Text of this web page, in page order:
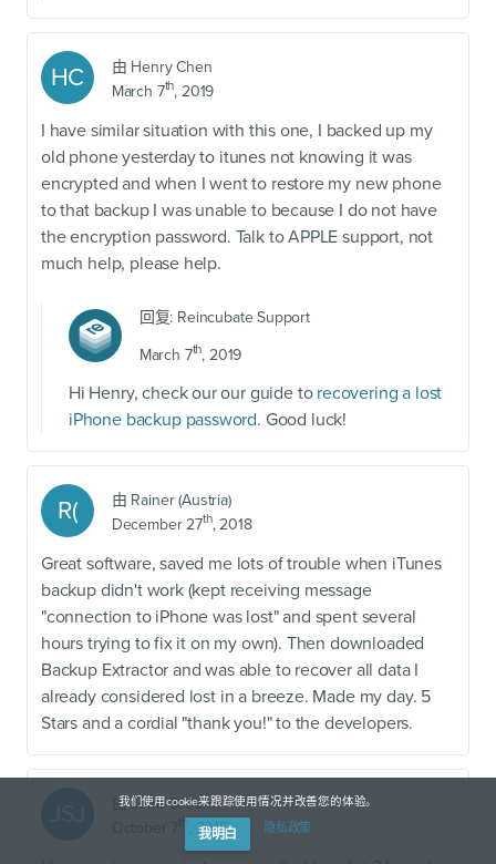
HC 由 Henry Chen
March 7th, 2019
I have similar situation with this one, I backed up my
old phone yesterday to itunes not knowing it was
encrypted and when I went to restore my new phone
to that backup I was unable to because I do not have
the encryption password. Talk to APPLE support, not
much help, please help.
回复: Reincubate Support
March 7th, 2019
Hi Henry, check our our guide to recovering a lost
iPhone backup password. Good luck!
R( 由 Rainer (Austria)
December 27th, 2018
Great software, saved me lots of trouble when iTunes
backup didn't work (kept receiving message
"connection to iPhone was lost" and spent several
hours trying to fix it on my own). Then downloaded
Backup Extractor and was able to recover all data I
already considered lost in a breeze. Made my day. 5
Stars and a cordial "thank you!" to the developers.
由John St John
th , 2015
我们使用cookie来跟踪使用情况并改善您的体验。
我明白 隐私政策